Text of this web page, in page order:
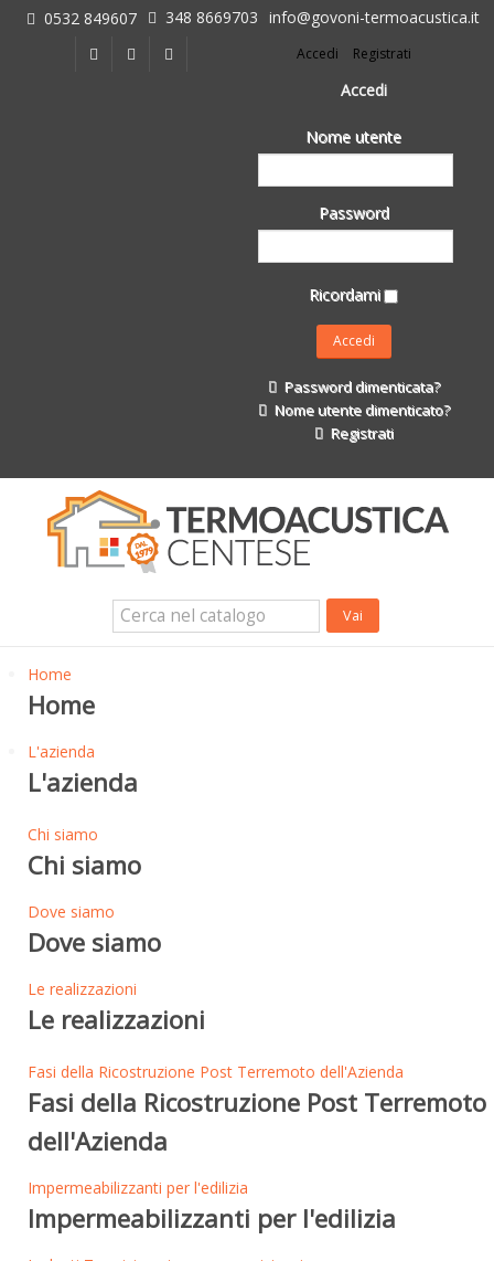
0532 849607 348 8669703 info@govoni-termoacustica.it
Accedi Registrati
Accedi
Nome utente
Password
Ricordami
Password dimenticata?
Nome utente dimenticato?
Registrati
L'azienda
Chi siamo
Fasi della Ricostruzione Post Terremoto
Impermeabilizzanti per l'edilizia
Isolanti Termici, cartongesso e sistemi a secco
Impermeabilizzanti per l'edilizia
Isolanti Termici, cartongesso e sistemi a secco
Isolanti Acustici
Porte e Finestre
Home
Home
L'azienda
L'azienda
Chi siamo
Chi siamo
Dove siamo
Dove siamo
Le realizzazioni
Le realizzazioni
Fasi della Ricostruzione Post Terremoto dell'Azienda
Fasi della Ricostruzione Post Terremoto
dell'Azienda
Impermeabilizzanti per l'edilizia
Impermeabilizzanti per l'edilizia